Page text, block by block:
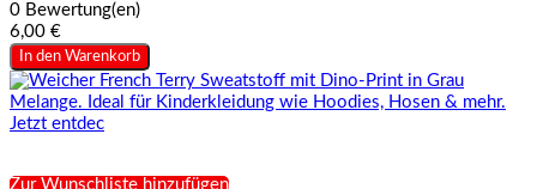
0 Bewertung(en)
6,00 €
In den Warenkorb
Zur Wunschliste hinzufügen